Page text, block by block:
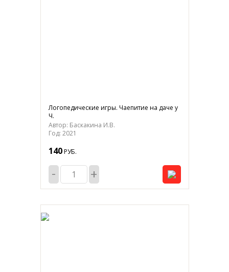
Логопедические игры. Чаепитие на даче у
Ч.
Автор: Баскакина И.В.
Год: 2021
140РУБ.
- +